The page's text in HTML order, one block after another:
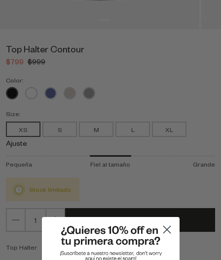
Top Halter Contour
$799 $999
Color:
Size:
XS
S M L XL
Ajuste
Pequeña Fiel al tamaño Grande
Stock limitado
Agregar al carrito
Top Halter